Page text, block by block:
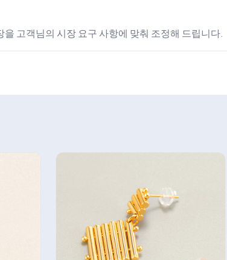
고객님의 시장 요구 사항에 맞춰 조정해 드립니다.